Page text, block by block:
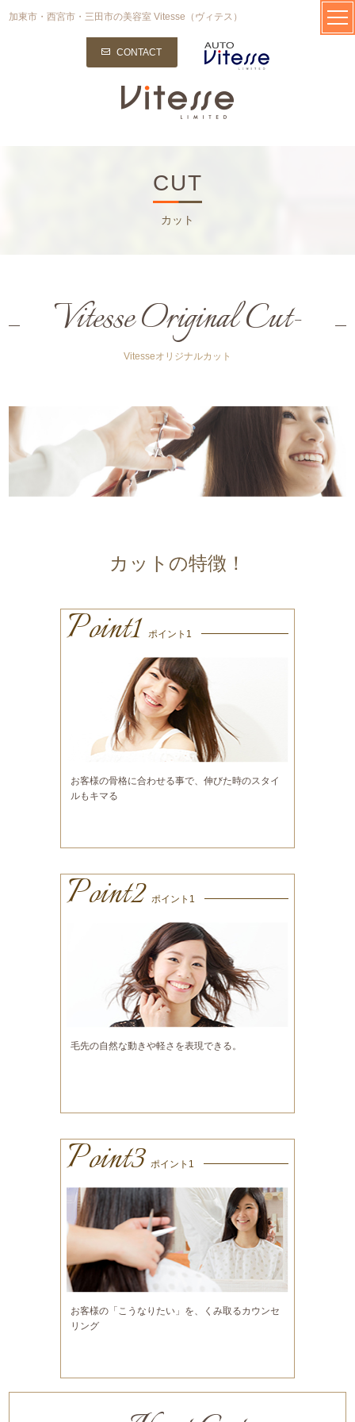
加東市・西宮市・三田市の美容室 Vitesse（ヴィテス）
CONTACT
CUT
カット
Vitesse Original Cut-
Vitesseオリジナルカット
カットの特徴！
Point1 ポイント1
お客様の骨格に合わせる事で、伸びた時のスタイ
ルもキマる
Point2 ポイント1
毛先の自然な動きや軽さを表現できる。
Point3 ポイント1
お客様の「こうなりたい」を、くみ取るカウンセ
リング